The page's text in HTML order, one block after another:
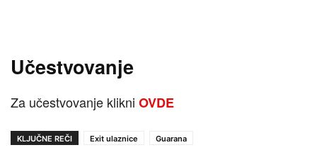
Učestvovanje
Za učestvovanje klikni OVDE
KLJUČNE REČI Exit ulaznice Guarana